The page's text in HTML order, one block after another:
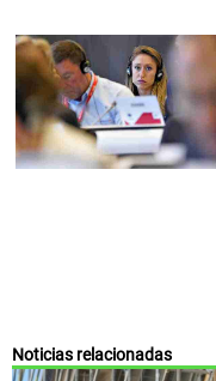
Noticias relacionadas